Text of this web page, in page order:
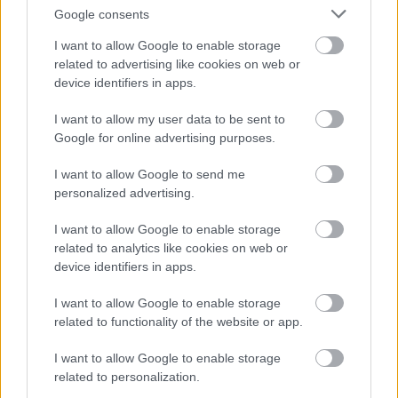
Google consents
I want to allow Google to enable storage
related to advertising like cookies on web or
device identifiers in apps.
I want to allow my user data to be sent to
Google for online advertising purposes.
I want to allow Google to send me
personalized advertising.
I want to allow Google to enable storage
related to analytics like cookies on web or
device identifiers in apps.
I want to allow Google to enable storage
related to functionality of the website or app.
I want to allow Google to enable storage
related to personalization.
feladat
Az átadással azonban nincs vége a térségben a NIF
munkájának. A vezérigazgatót megkérdeztük arról is,
hogy milyen feladatok várnak még a vállalatra a 19
kilométeres út elkészülte után a térségében. „ 2018-ban
megkaptuk a megbízást, hogy foglalkozzunk a várost elkerülő,
tehermentesítő úttal. Ez is egy már 15-20 éve húzódó kérdéskör
Egerben. A feladat az, hogy az átmenő forgalmat vezessük ki a